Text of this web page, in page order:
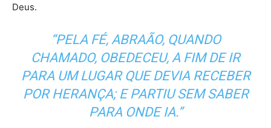
Deus.
“PELA FÉ, ABRAÃO, QUANDO
CHAMADO, OBEDECEU, A FIM DE IR
PARA UM LUGAR QUE DEVIA RECEBER
POR HERANÇA; E PARTIU SEM SABER
PARA ONDE IA.”